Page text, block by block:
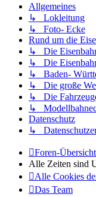
Allgemeines
↳ Lokleitung
↳ Foto- Ecke
Rund um die
↳ Die
↳ Die
↳ Baden-
↳ Die große
↳ Die
↳
Datenschutz
↳
Foren-Übersicht
Alle Zeiten sind
Alle Cookies
Das Team